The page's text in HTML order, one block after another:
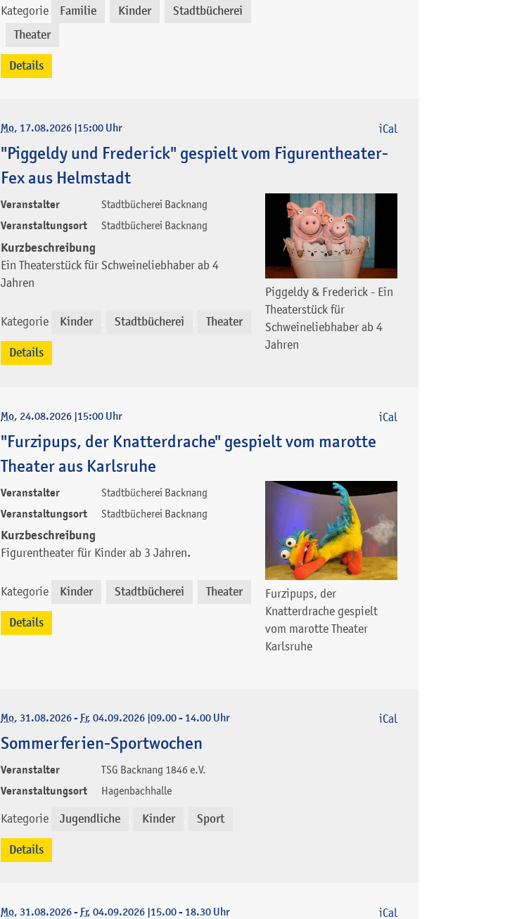
Kategorie Familie Kinder Stadtbücherei
Theater
Details
Mo, 17.08.2026 |15:00 Uhr
"Piggeldy und Frederick" gespielt vom Figurentheater-
Fex aus Helmstadt
Piggeldy & Frederick - Ein
Theaterstück für
Schweineliebhaber ab 4
Jahren
Veranstalter Stadtbücherei Backnang
Veranstaltungsort Stadtbücherei Backnang
Kurzbeschreibung
Ein Theaterstück für Schweineliebhaber ab 4
Jahren
Kategorie Kinder Stadtbücherei Theater
iCal
Details
Mo, 24.08.2026 |15:00 Uhr
"Furzipups, der Knatterdrache" gespielt vom marotte
Theater aus Karlsruhe
Furzipups, der
Knatterdrache gespielt
vom marotte Theater
Karlsruhe
Veranstalter Stadtbücherei Backnang
Veranstaltungsort Stadtbücherei Backnang
Kurzbeschreibung
Figurentheater für Kinder ab 3 Jahren.
Kategorie Kinder Stadtbücherei Theater
iCal
Details
Mo, 31.08.2026- Fr, 04.09.2026 |09.00 - 14.00 Uhr
Sommerferien-Sportwochen
Veranstalter TSG Backnang 1846 e.V.
Veranstaltungsort Hagenbachhalle
Kategorie Jugendliche Kinder Sport
iCal
Details
Mo, 31.08.2026- Fr, 04.09.2026 |15.00 - 18.30 Uhr iCal